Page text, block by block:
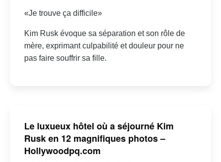
«Je trouve ça difficile»
Kim Rusk évoque sa séparation et son rôle de
mère, exprimant culpabilité et douleur pour ne
pas faire souffrir sa fille.
Le luxueux hôtel où a séjourné Kim
Rusk en 12 magnifiques photos –
Hollywoodpq.com